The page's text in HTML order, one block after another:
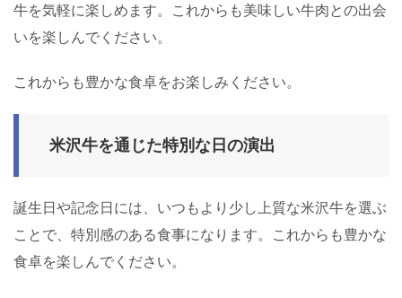
牛を気軽に楽しめます。これからも美味しい牛肉との出会
いを楽しんでください。
これからも豊かな食卓をお楽しみください。
米沢牛を通じた特別な日の演出
誕生日や記念日には、いつもより少し上質な米沢牛を選ぶ
ことで、特別感のある食事になります。これからも豊かな
食卓を楽しんでください。